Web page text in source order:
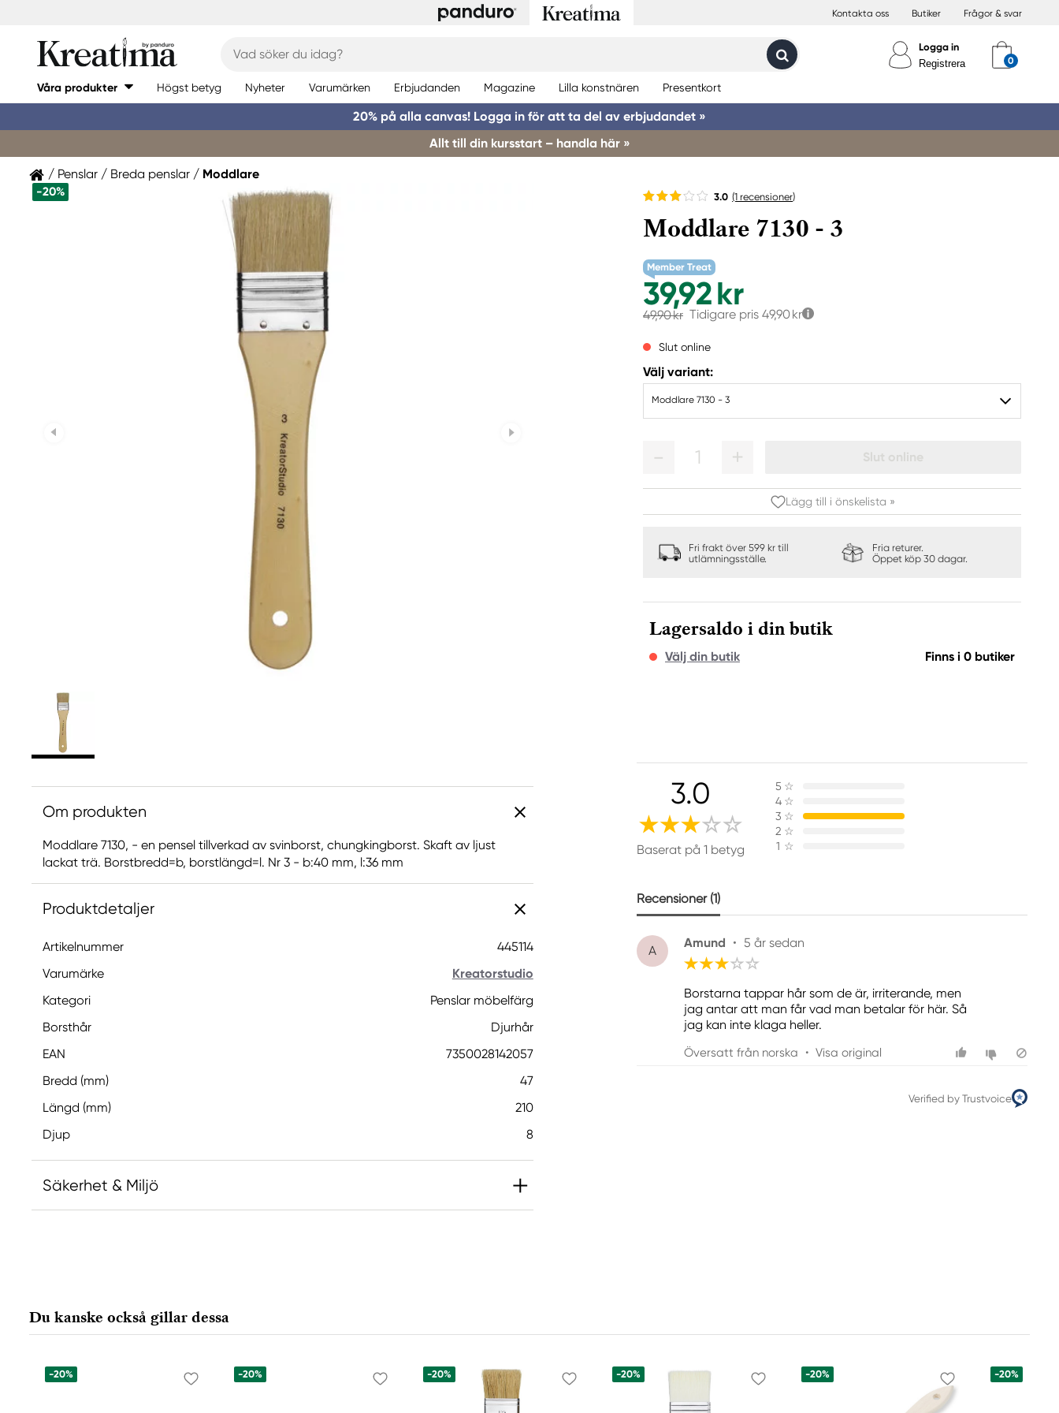
Kontakta oss Butiker Frågor & svar
Logga in
Registrera
Våra produkter Högst betyg Nyheter Varumärken Erbjudanden Magazine Lilla konstnären Presentkort
20% på alla canvas! Logga in för att ta del av erbjudandet »
Allt till din kursstart – handla här »
Penslar Breda penslar Moddlare
-20% 3.0 (1 recensioner)
Moddlare 7130 - 3
Member Treat
39,92 kr
49,90 kr Tidigare pris 49,90 kr
Slut online
Välj variant:
Moddlare 7130 - 3
1 Slut online
Lägg till i önskelista »
Fri frakt över 599 kr till
utlämningsställe.
Fria returer.
Öppet köp 30 dagar.
Lagersaldo i din butik
Välj din butik Finns i 0 butiker
Om produkten
Moddlare 7130, - en pensel tillverkad av svinborst, chungkingborst. Skaft av ljust
lackat trä. Borstbredd=b, borstlängd=l. Nr 3 - b:40 mm, l:36 mm
Produktdetaljer
Artikelnummer
445114
Varumärke
Kreatorstudio
Kategori
Penslar möbelfärg
Borsthår
Djurhår
EAN
7350028142057
Bredd (mm)
47
Längd (mm)
210
Djup
8
Säkerhet & Miljö
175 44 Järfälla, Sweden
info@northline.se
3.0
Baserat på 1 betyg
5 ☆
4 ☆
3 ☆
2 ☆
1 ☆
Recensioner (1)
A
Amund • 5 år sedan
Borstarna tappar hår som de är, irriterande, men
jag antar att man får vad man betalar för här. Så
jag kan inte klaga heller.
Översatt från norska • Visa original
Verified by Trustvoice
Du kanske också gillar dessa
-20% -20% -20% -20% -20% -20%